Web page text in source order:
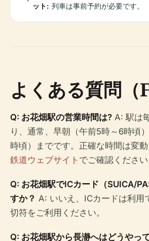
ット: 列車は事前予約が必要です。
よくある質問（
Q: お花畑駅の営業時間は? A: 駅は
り、通常、早朝（午前5時～6時頃
時頃）までです。正確な時間は変動
鉄道ウェブサイト でご確認ください
Q: お花畑駅でICカード（SUICA/
すか？ A: いいえ、ICカードは利用
切符をご利用ください。
Q: お花畑駅から長瀞へはどうやっ